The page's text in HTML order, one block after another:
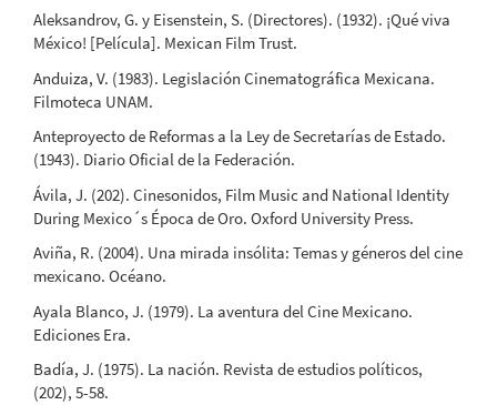
Aleksandrov, G. y Eisenstein, S. (Directores). (1932). ¡Qué viva
México! [Película]. Mexican Film Trust.
Anduiza, V. (1983). Legislación Cinematográfica Mexicana.
Filmoteca UNAM.
Anteproyecto de Reformas a la Ley de Secretarías de Estado.
(1943). Diario Oficial de la Federación.
Ávila, J. (202). Cinesonidos, Film Music and National Identity
During Mexico´s Época de Oro. Oxford University Press.
Aviña, R. (2004). Una mirada insólita: Temas y géneros del cine
mexicano. Océano.
Ayala Blanco, J. (1979). La aventura del Cine Mexicano.
Ediciones Era.
Badía, J. (1975). La nación. Revista de estudios políticos,
(202), 5-58.